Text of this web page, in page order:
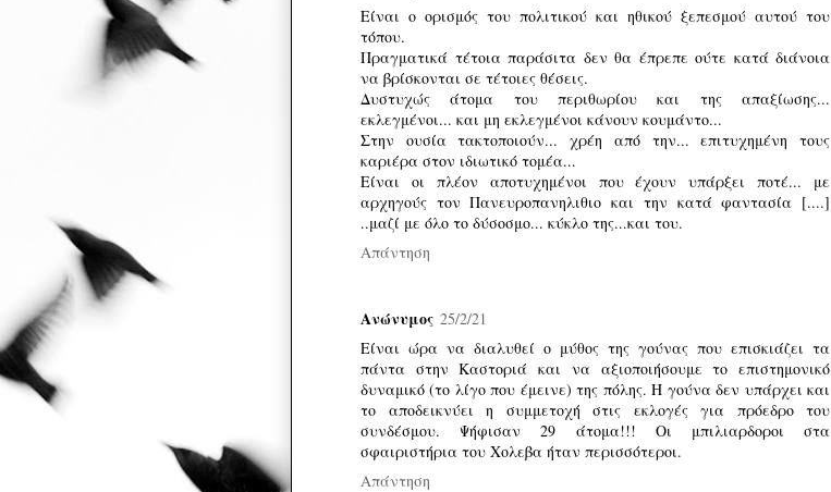
Είναι ο ορισμός του πολιτικού και ηθικού ξεπεσμού αυτού του
τόπου.
Πραγματικά τέτοια παράσιτα δεν θα έπρεπε ούτε κατά διάνοια
να βρίσκονται σε τέτοιες θέσεις.
Δυστυχώς άτομα του περιθωρίου και της απαξίωσης...
εκλεγμένοι... και μη εκλεγμένοι κάνουν κουμάντο...
Στην ουσία τακτοποιούν... χρέη από την... επιτυχημένη τους
καριέρα στον ιδιωτικό τομέα...
Είναι οι πλέον αποτυχημένοι που έχουν υπάρξει ποτέ... με
αρχηγούς τον Πανευροπανηλιθιο και την κατά φαντασία [....]
..μαζί με όλο το δύσοσμο... κύκλο της...και του.
Απάντηση
Ανώνυμος 25/2/21
Είναι ώρα να διαλυθεί o μύθος της γούνας που επισκιάζει τα
πάντα στην Καστοριά και να αξιοποιήσουμε το επιστημονικό
δυναμικό (το λίγο που έμεινε) της πόλης. Η γούνα δεν υπάρχει και
το αποδεικνύει η συμμετοχή στις εκλογές για πρόεδρο του
συνδέσμου. Ψήφισαν 29 άτομα!!! Οι μπιλιαρδοροι στα
σφαιριστήρια του Χολεβα ήταν περισσότεροι.
Απάντηση